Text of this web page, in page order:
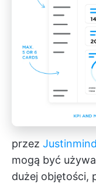
przez Justinmind
mogą być
dużej objętości,